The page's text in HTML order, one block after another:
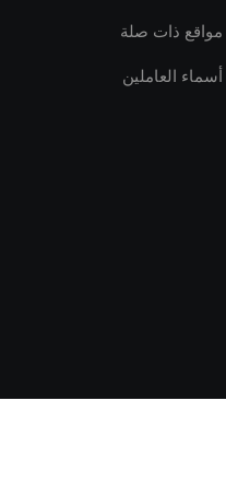
مواقع ذات صلة
أسماء العاملين